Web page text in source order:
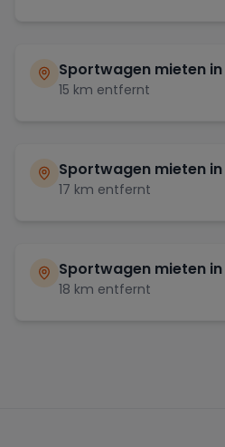
Sportwagen mieten in
15 km entfernt
Sportwagen mieten in
17 km entfernt
Sportwagen mieten in
18 km entfernt